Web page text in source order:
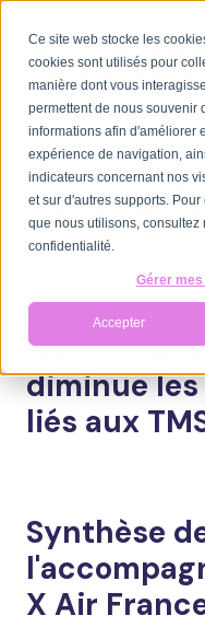
Ce site web stocke les
cookies sont utilisés pour
manière dont vous
permettent de nous souvenir
informations afin d'améliorer
expérience de navigation,
indicateurs concernant nos
et sur d'autres supports.
que nous utilisons, consultez
confidentialité.
Gérer
Accepter
Transport - personnel
informatiques
Comment
diminue
liés aux
Synthèse
X Air